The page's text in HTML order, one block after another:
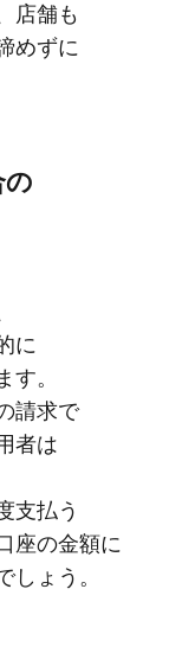
店舗も​
めずに​
に​
。​
請求で​
者は​
支払う​
座の​金額に​
しょう。